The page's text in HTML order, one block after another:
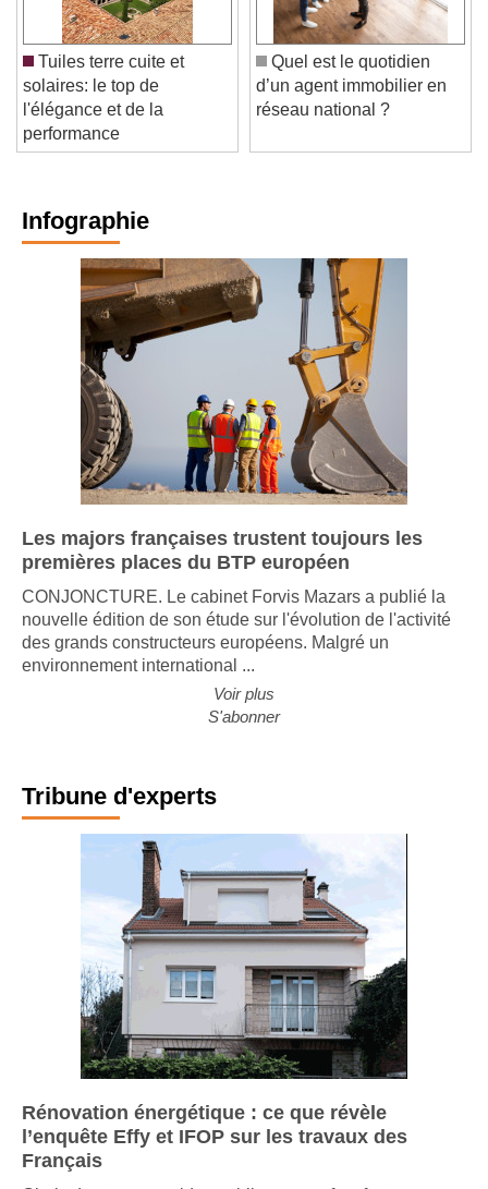
Tuiles terre cuite et
solaires: le top de
l'élégance et de la
performance
Quel est le quotidien
d’un agent immobilier en
Infographie
Les majors françaises trustent toujours les
premières places du BTP européen
CONJONCTURE. Le cabinet Forvis Mazars a publié la
nouvelle édition de son étude sur l'évolution de l'activité
des grands constructeurs européens. Malgré un
Voir plus
Tribune d'experts
Rénovation énergétique : ce que révèle
l’enquête Effy et IFOP sur les travaux des
Français